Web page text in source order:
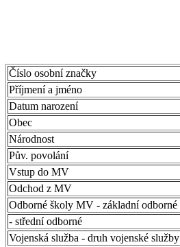
Číslo osobní značky
Příjmení a jméno
Datum narození
Obec
Národnost
Pův. povolání
Vstup do MV
Odchod z MV
Odborné školy MV - základní odborné
- střední odborné
Vojenská služba - druh vojenské služby